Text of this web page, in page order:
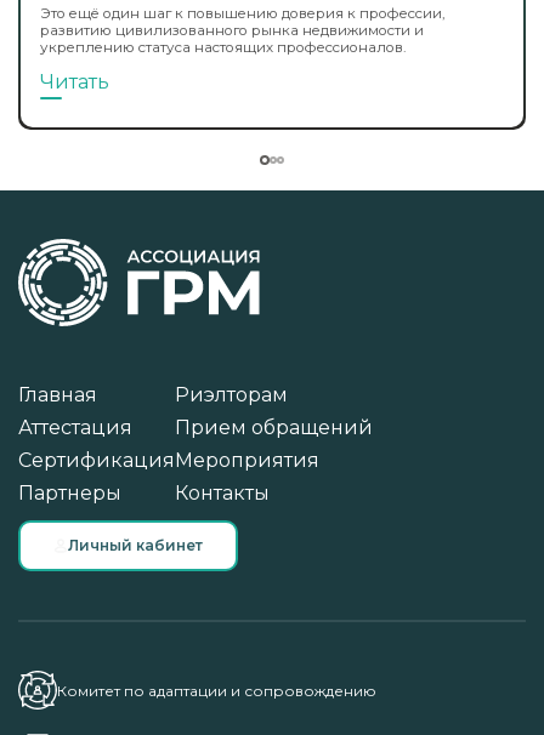
Это ещё один шаг к повышению доверия к профессии,
развитию цивилизованного рынка недвижимости и
укреплению статуса настоящих профессионалов.
Читать
Главная
Аттестация
Сертификация
Партнеры
Риэлторам
Прием обращений
Мероприятия
Контакты
Личный кабинет
Комитет по адаптации и сопровождению